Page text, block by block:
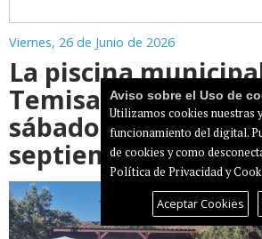
Viernes, 26 de Junio de 2026
La piscina
Temisas abrirá
sábado hasta el 27
septiembre
Aviso sobre el Uso de
Utilizamos cookies nuestras
funcionamiento del digital.
de cookies y como
Política de Privacidad y
Aceptar Cookies